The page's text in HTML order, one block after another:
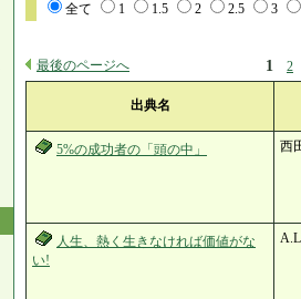
全て
1 1.5 2 2.5 3
最後のページへ 1 2
出典名
5%の成功者の「頭の中」 西
人生、熱く生きなければ価値がな
い!